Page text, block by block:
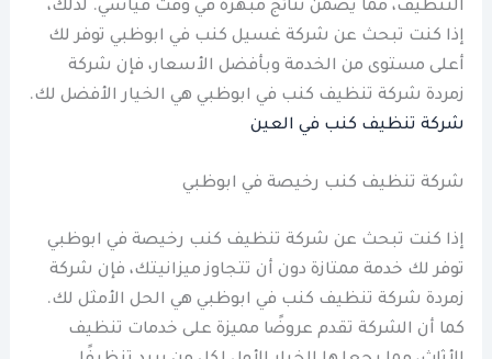
التنظيف، مما يضمن نتائج مبهرة في وقت قياسي. لذلك،
إذا كنت تبحث عن شركة غسيل كنب في ابوظبي توفر لك
أعلى مستوى من الخدمة وبأفضل الأسعار، فإن شركة
زمردة شركة تنظيف كنب في ابوظبي هي الخيار الأفضل لك.
شركة تنظيف كنب في العين
شركة تنظيف كنب رخيصة في ابوظبي
إذا كنت تبحث عن شركة تنظيف كنب رخيصة في ابوظبي
توفر لك خدمة ممتازة دون أن تتجاوز ميزانيتك، فإن شركة
زمردة شركة تنظيف كنب في ابوظبي هي الحل الأمثل لك.
كما أن الشركة تقدم عروضًا مميزة على خدمات تنظيف